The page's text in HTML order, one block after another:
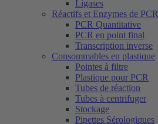
Ligases
Réactifs et Enzymes de PCR
PCR Quantitative
PCR en point final
Transcription inverse
Consommables en plastique
Pointes à filtre
Plastique pour PCR
Tubes de réaction
Tubes à centrifuger
Stockage
Pipettes Sérologiques